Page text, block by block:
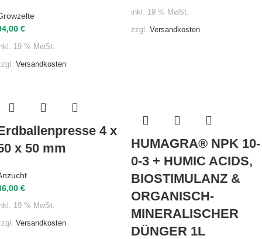
€
19 % MwSt.
Versandkosten
inkl. 19 % MwSt.
zzgl. Versandkosten
4 x
x 50 mm
€
19 % MwSt.
Versandkosten
HUMAGRA® NPK 10-
0-3 + HUMIC ACIDS,
BIOSTIMULANZ &
ORGANISCH-
MINERALISCHER
DÜNGER 1L